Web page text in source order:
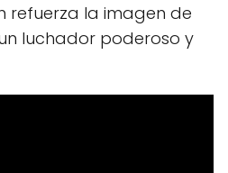
refuerza la imagen de
luchador poderoso y